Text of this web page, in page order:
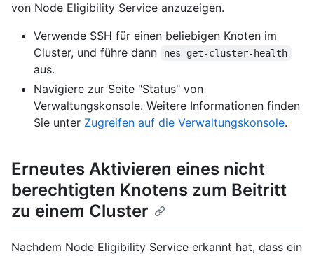
von Node Eligibility Service anzuzeigen.
Verwende SSH für einen beliebigen Knoten im
Cluster, und führe dann
nes get-cluster-health
aus.
Navigiere zur Seite "Status" von
Verwaltungskonsole. Weitere Informationen finden
Sie unter Zugreifen auf die Verwaltungskonsole.
Erneutes Aktivieren eines nicht
berechtigten Knotens zum Beitritt
zu einem Cluster
Nachdem Node Eligibility Service erkannt hat, dass ein